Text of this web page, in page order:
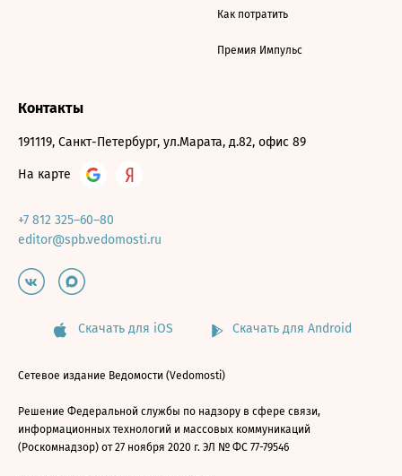
Как потратить
Премия Импульс
Контакты
191119, Санкт-Петербург, ул.Марата, д.82, офис 89
На карте
+7 812 325–60–80
editor@spb.vedomosti.ru
Скачать для iOS Скачать для Android
Сетевое издание Ведомости (Vedomosti)
Решение Федеральной службы по надзору в сфере связи,
информационных технологий и массовых коммуникаций
(Роскомнадзор) от 27 ноября 2020 г. ЭЛ № ФС 77-79546